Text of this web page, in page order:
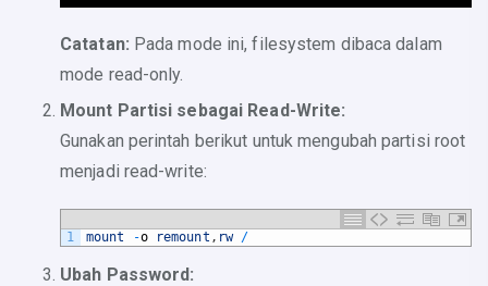
Catatan: Pada mode ini, filesystem dibaca dalam
mode read-only.
Mount Partisi sebagai Read-Write:
Gunakan perintah berikut untuk mengubah partisi root
menjadi read-write:
1 mount -o remount , rw /
Ubah Password: